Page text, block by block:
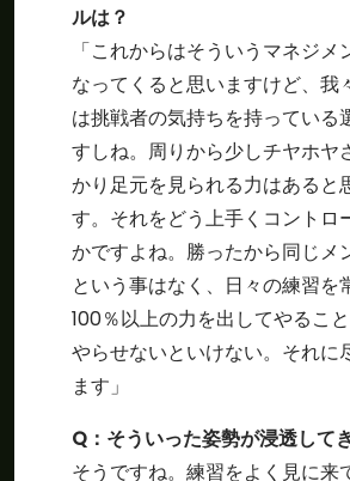
ルは？
「これからはそういうマネジメ
なってくると思いますけど、我
は挑戦者の気持ちを持っている
すしね。周りから少しチヤホヤ
かり足元を見られる力はあると
す。それをどう上手くコントロ
かですよね。勝ったから同じメ
という事はなく、日々の練習を
100％以上の力を出してやるこ
やらせないといけない。それに
ます」
Q：そういった姿勢が浸透して
そうですね。練習をよく見に来